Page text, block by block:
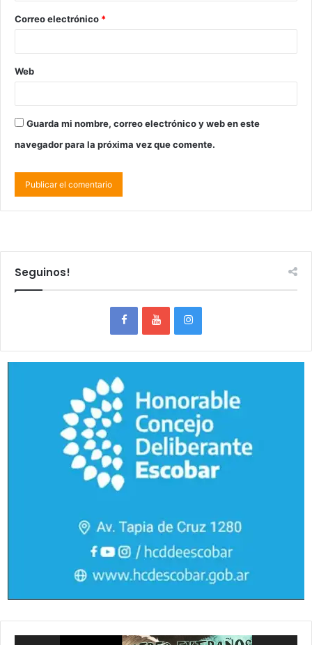
Correo electrónico *
Web
Guarda mi nombre, correo electrónico y web en este
navegador para la próxima vez que comente.
Seguinos!